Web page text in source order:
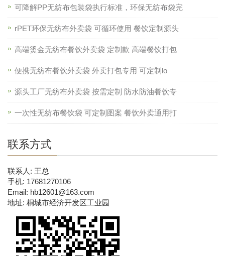
可降解PP无纺布包装袋执行标准，环保无纺布袋完
rPET环保无纺布外卖袋 可循环使用 餐饮定制源头
高端烫金无纺布餐饮外卖袋 定制款 高端餐饮打包
便携无纺布餐饮外卖袋 外卖打包专用 可定制lo
源头工厂无纺布外卖袋 按需定制 防水防油餐饮专
一次性无纺布餐饮袋 可定制图案 餐饮外卖通用打
联系方式
联系人: 王总
手机: 17681270106
Email: hb12601@163.com
地址: 桐城市经济开发区工业园